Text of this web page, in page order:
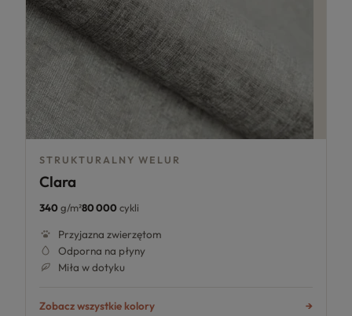
STRUKTURALNY WELUR
Clara
340g/m²80 000cykli
Przyjazna zwierzętom
Odporna na płyny
Miła w dotyku
Zobacz wszystkie kolory